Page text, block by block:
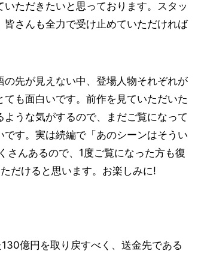
ただきたいと思っております。スタッ
さんも全力で受け止めていただければ
先が見えない中、登場人物それぞれが
も面白いです。前作を見ていただいた
うな気がするので、まだご覧になって
す。実は続編で「あのシーンはそうい
さんあるので、1度ご覧になった方も復
だけると思います。お楽しみに!
億円を取り戻すべく、送金先である